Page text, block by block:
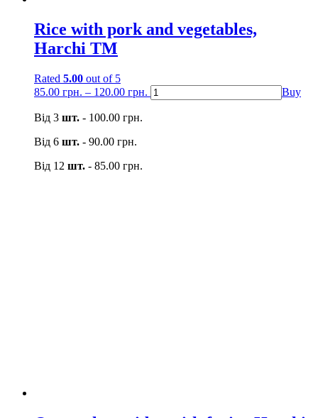
Rice with pork and vegetables,
Harchi TM
Rated 5.00 out of 5
85.00 грн. – 120.00 грн. Buy
Від 3 шт. - 100.00 грн.
Від 6 шт. - 90.00 грн.
Від 12 шт. - 85.00 грн.